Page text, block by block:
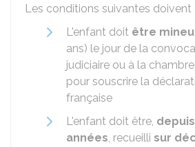
Les conditions suivantes doivent
L'enfant doit être
ans) le jour de la
judiciaire ou à la
pour souscrire la
française
L'enfant doit être,
années, recueilli sur